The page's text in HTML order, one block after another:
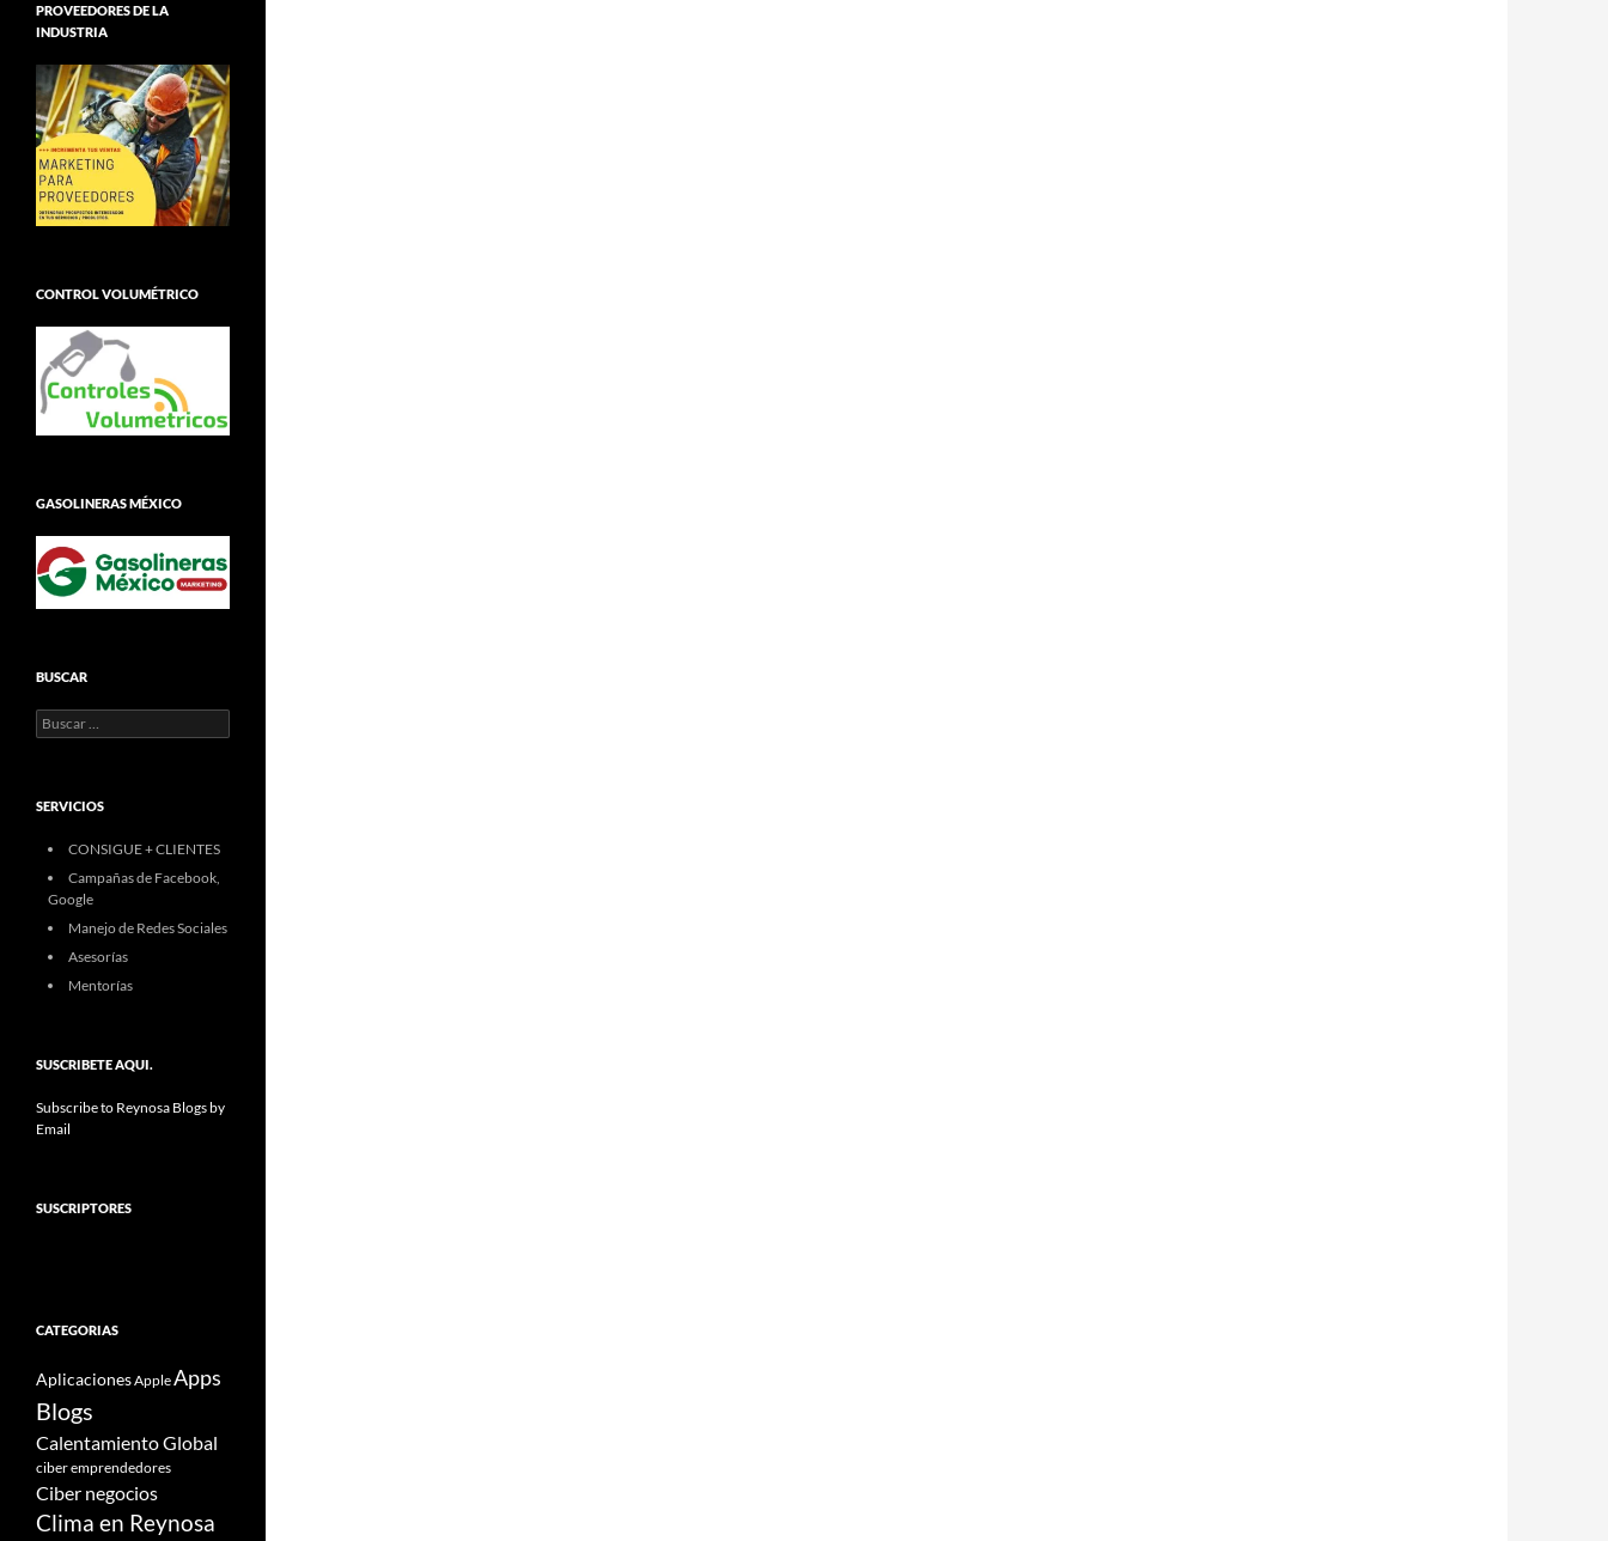
PROVEEDORES DE LA
INDUSTRIA
CONTROL VOLUMÉTRICO
GASOLINERAS MÉXICO
BUSCAR
Buscar:
SERVICIOS
CONSIGUE + CLIENTES
Campañas de Facebook,
Google
Manejo de Redes Sociales
Asesorías
Mentorías
SUSCRIBETE AQUI.
Subscribe to Reynosa Blogs by
Email
SUSCRIPTORES
CATEGORIAS
Aplicaciones AppleApps
Blogs
Calentamiento Global
ciber emprendedores
Ciber negocios
Clima en Reynosa